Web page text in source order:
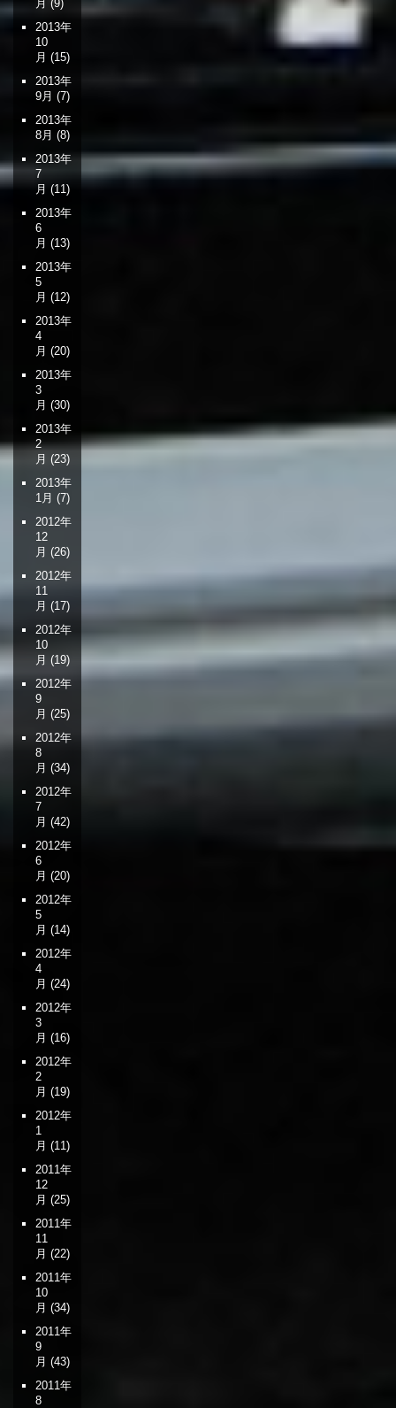
月 (9)
2013年
10
月 (15)
2013年
9月 (7)
2013年
8月 (8)
2013年
7
月 (11)
2013年
6
月 (13)
2013年
5
月 (12)
2013年
4
月 (20)
2013年
3
月 (30)
2013年
2
月 (23)
2013年
1月 (7)
2012年
12
月 (26)
2012年
11
月 (17)
2012年
10
月 (19)
2012年
9
月 (25)
2012年
8
月 (34)
2012年
7
月 (42)
2012年
6
月 (20)
2012年
5
月 (14)
2012年
4
月 (24)
2012年
3
月 (16)
2012年
2
月 (19)
2012年
1
月 (11)
2011年
12
月 (25)
2011年
11
月 (22)
2011年
10
月 (34)
2011年
9
月 (43)
2011年
8